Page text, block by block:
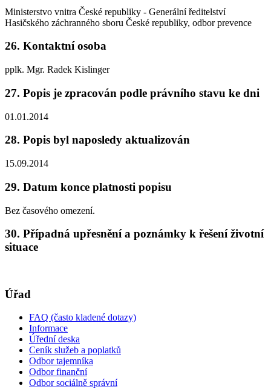
Ministerstvo vnitra České republiky - Generální ředitelství
Hasičského záchranného sboru České republiky, odbor prevence
26. Kontaktní osoba
pplk. Mgr. Radek Kislinger
27. Popis je zpracován podle právního stavu ke dni
01.01.2014
28. Popis byl naposledy aktualizován
15.09.2014
29. Datum konce platnosti popisu
Bez časového omezení.
30. Případná upřesnění a poznámky k řešení životní
situace
Úřad
FAQ (často kladené dotazy)
Informace
Úřední deska
Ceník služeb a poplatků
Odbor tajemníka
Odbor finanční
Odbor sociálně správní